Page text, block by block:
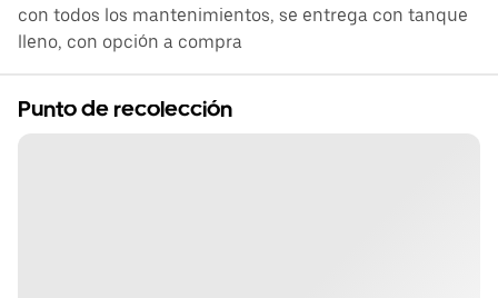
con todos los mantenimientos, se entrega con tanque
lleno, con opción a compra
Punto de recolección